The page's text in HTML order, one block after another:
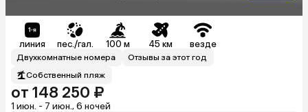
линия пес./гал. 100 м 45 км везде
Двухкомнатные номера
Отзывы за этот год
Собственный пляж
от 148 250 ₽
1 июн. - 7 июн., 6 ночей